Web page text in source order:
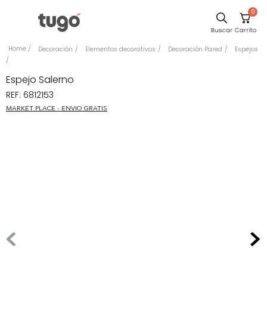
0
Decoración Elementos decorativos Decoración Pared Espejos
Espejo Salerno
REF: 6812153
MARKET PLACE - ENVIO GRATIS
Escritorio
Silla